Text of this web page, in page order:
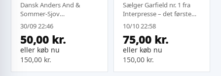
Dansk Anders And &
Sommer-Sjov
tegneseriehefte,
Gavehæfte 44, som viser
velkendte Disney-figurer
på forsiden. En
samlerobjekt for fans af
30/09 22:46
50,00 kr.
eller køb nu
150,00 kr.
Sælger Garfield nr. 1 fra
Interpresse – det første
danske Garfield-hæfte.
Hæftet er i god, brugt
stand med almindelige
brugsspor efter alder, bl.a.
lette folder på omslaget
10/10 22:58
75,00 kr.
eller køb nu
150,00 kr.